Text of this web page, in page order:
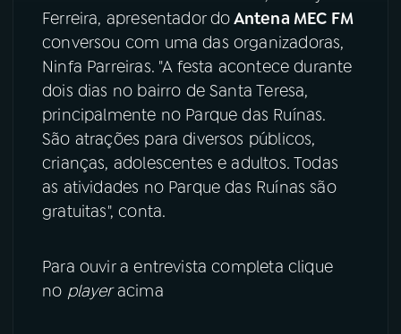
YouTube Facebook
Instagram X
TikTok
Ferreira, apresentador doAntena MEC FM
conversou com uma das organizadoras,
Ninfa Parreiras. "A festa acontece durante
dois dias no bairro de Santa Teresa,
principalmente no Parque das Ruínas.
São atrações para diversos públicos,
crianças, adolescentes e adultos. Todas
as atividades no Parque das Ruínas são
gratuitas", conta.
Para ouvir a entrevista completa clique
no playeracima